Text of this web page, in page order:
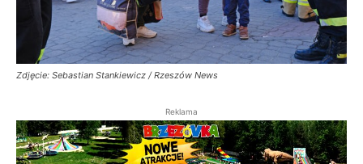
Zdjęcie: Sebastian Stankiewicz / Rzeszów News
Reklama